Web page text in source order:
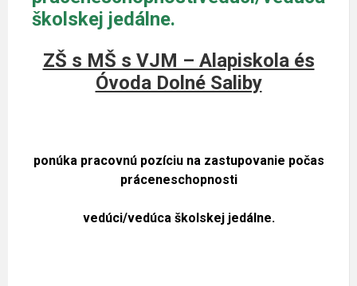
školskej jedálne.
ZŠ s MŠ s VJM – Alapiskola és
Óvoda Dolné Saliby
ponúka pracovnú pozíciu na zastupovanie počas
práceneschopnosti
vedúci/vedúca školskej jedálne.